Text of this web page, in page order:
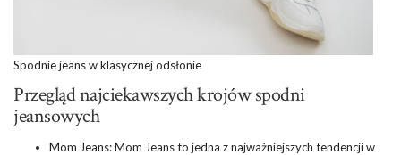
Spodnie jeans w klasycznej odsłonie
Przegląd najciekawszych krojów spodni
jeansowych
Mom Jeans: Mom Jeans to jedna z najważniejszych tendencji w